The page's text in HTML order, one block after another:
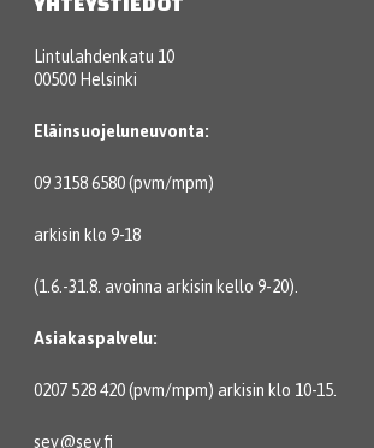
Lintulahdenkatu 10
00500 Helsinki
Eläinsuojeluneuvonta:
09 3158 6580 (pvm/mpm)
arkisin klo 9-18
(1.6.-31.8. avoinna arkisin kello 9-20).
Asiakaspalvelu:
0207 528 420 (pvm/mpm) arkisin klo 10-15.
sey@sey.fi